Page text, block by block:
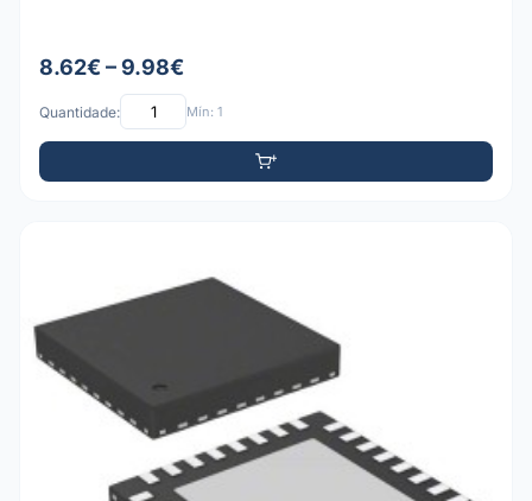
8.62€ – 9.98€
Quantidade: Mín: 1